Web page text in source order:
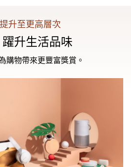
升至更高層次
升生活品味
購物帶來更豐富獎賞。